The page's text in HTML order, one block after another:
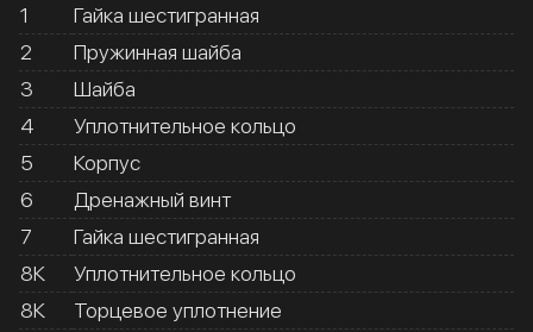
1
Гайка шестигранная
2
Пружинная шайба
3
Шайба
4
Уплотнительное кольцо
5
Корпус
6
Дренажный винт
7
Гайка шестигранная
8К
Уплотнительное кольцо
8К
Торцевое уплотнение